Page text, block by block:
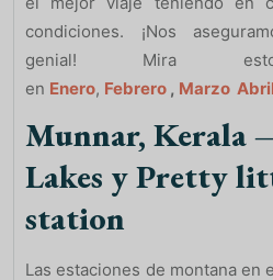
condiciones. ¡Nos
genial! Mira
en Enero, Febrero , Marzo Abril
Munnar, Kerala
Lakes y Pretty
station
Las estaciones de montana en